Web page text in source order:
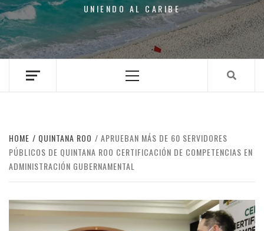
UNIENDO AL CARIBE
Menu
HOME QUINTANA ROO
APRUEBAN MÁS DE 60 SERVIDORES
PÚBLICOS DE QUINTANA ROO CERTIFICACIÓN DE COMPETENCIAS EN
ADMINISTRACIÓN GUBERNAMENTAL